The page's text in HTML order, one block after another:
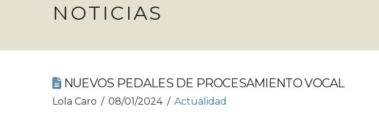
NOTICIAS
NUEVOS PEDALES DE PROCESAMIENTO VOCAL
Lola Caro 08/01/2024 Actualidad